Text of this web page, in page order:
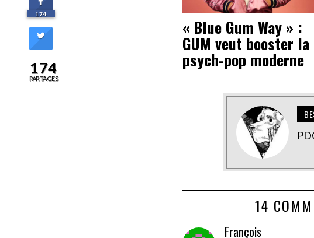
« Blue Gum Way » :
GUM veut booster la
psych-pop moderne
14
François
174
174
PARTAGES